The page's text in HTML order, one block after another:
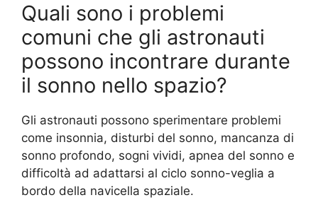
Quali sono i problemi
comuni che gli astronauti
possono incontrare durante
il sonno nello spazio?
Gli astronauti possono sperimentare problemi
come insonnia, disturbi del sonno, mancanza di
sonno profondo, sogni vividi, apnea del sonno e
difficoltà ad adattarsi al ciclo sonno-veglia a
bordo della navicella spaziale.